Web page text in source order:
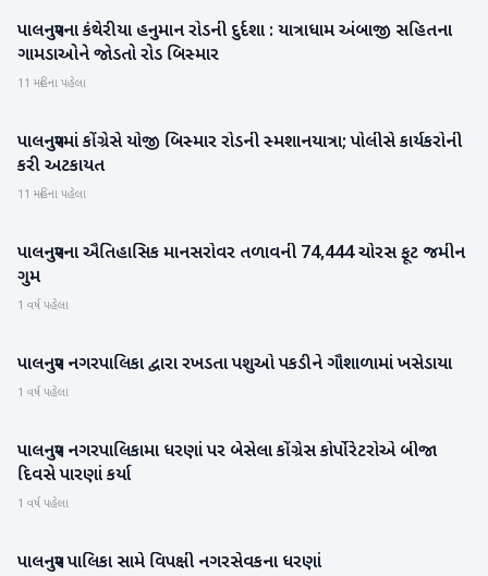
બનાસકાંઠા
પાલનપુરના કંથેરીયા હનુમાન રોડની દુર્દશા : યાત્રાધામ અંબાજી સહિતના
ગામડાઓને જોડતો રોડ બિસ્માર
11 મહિના પહેલા
બનાસકાંઠા
પાલનપુરમાં કોંગ્રેસે યોજી બિસ્માર રોડની સ્મશાનયાત્રા; પોલીસે કાર્યકરોની
કરી અટકાયત
11 મહિના પહેલા
બનાસકાંઠા
પાલનપુરના ઐતિહાસિક માનસરોવર તળાવની 74,444 ચોરસ ફૂટ જમીન
ગુમ
1 વર્ષ પહેલા
બનાસકાંઠા
પાલનપુર નગરપાલિકા દ્વારા રખડતા પશુઓ પકડીને ગૌશાળામાં ખસેડાયા
1 વર્ષ પહેલા
બનાસકાંઠા
પાલનપુર નગરપાલિકામા ધરણાં પર બેસેલા કોંગ્રેસ કોર્પોરેટરોએ બીજા
દિવસે પારણાં કર્યા
1 વર્ષ પહેલા
બનાસકાંઠા
પાલનપુર પાલિકા સામે વિપક્ષી નગરસેવકના ધરણાં